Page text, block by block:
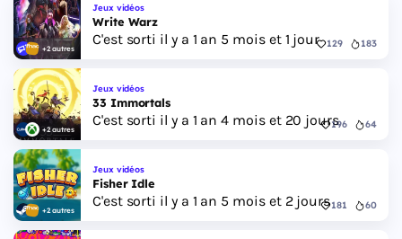
+2 autres
Jeux vidéos
Write Warz
C'est sorti il y a 1 an 5 mois et 1 jour 129 183
+2 autres
Jeux vidéos
33 Immortals
C'est sorti il y a 1 an 4 mois et 20 jours196 64
+2 autres
Jeux vidéos
Fisher Idle
C'est sorti il y a 1 an 5 mois et 2 jours181 60